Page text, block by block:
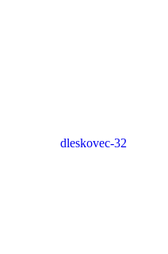
dleskovec-32